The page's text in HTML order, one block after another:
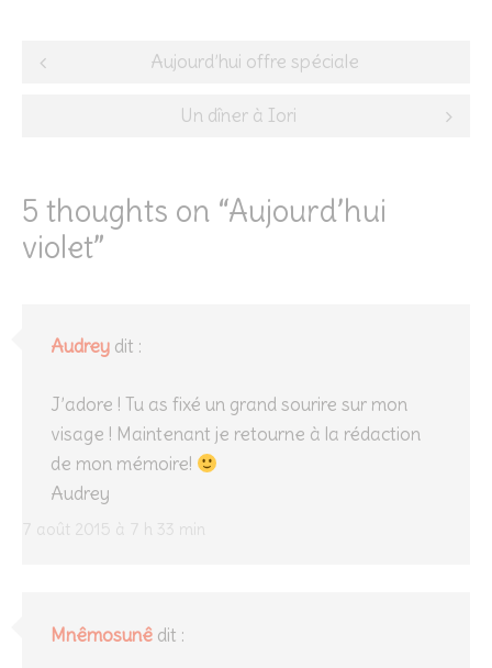
Post
navigation
Aujourd’hui offre spéciale
Un dîner à Iori
5 thoughts on “Aujourd’hui
violet”
Audrey dit :
7 août 2015 à 7 h 33 min
J’adore ! Tu as fixé un grand sourire sur mon
visage ! Maintenant je retourne à la rédaction
de mon mémoire!
Audrey
Mnêmosunê dit :